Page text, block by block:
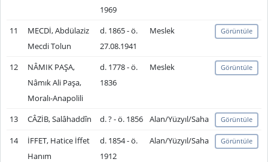
1969
11
MECDİ, Abdülaziz
Mecdi Tolun
d. 1865 - ö.
27.08.1941
Meslek Görüntüle
12
NÂMIK PAŞA,
Nâmık Ali Paşa,
Moralı-Anapolili
d. 1778 - ö.
1836
Meslek Görüntüle
13 CÂZİB, Salâhaddîn d. ? - ö. 1856 Alan/Yüzyıl/Saha Görüntüle
14
İFFET, Hatice İffet
Hanım
d. 1854 - ö.
1912
Alan/Yüzyıl/Saha Görüntüle